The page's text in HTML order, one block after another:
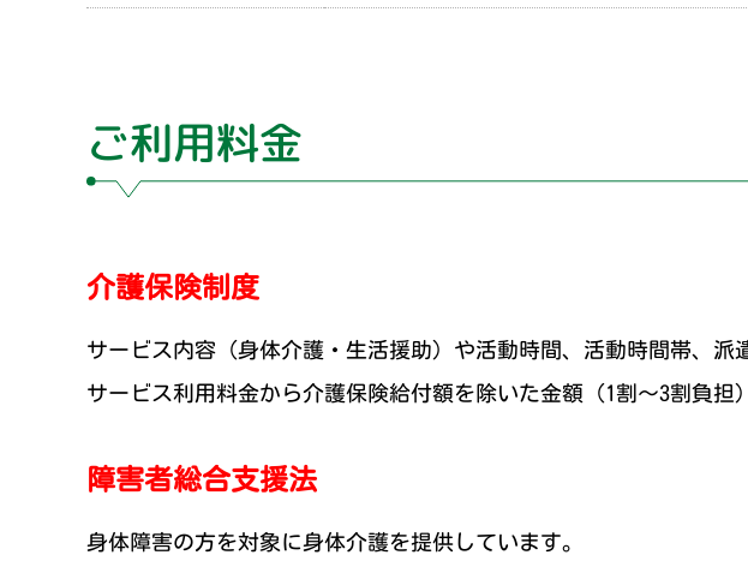
ご利用料金
介護保険制度
サービス内容（身体介護・生活援助）や活動時間、活動時間帯、派
サービス利用料金から介護保険給付額を除いた金額（1割～3割負担
障害者総合支援法
身体障害の方を対象に身体介護を提供しています。